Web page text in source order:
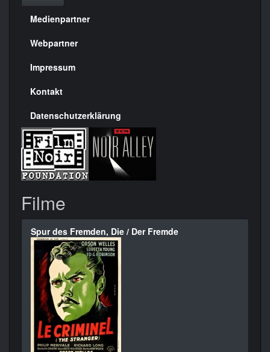
Menülinks
rechte
Seite
Medienpartner
Webpartner
Impressum
Kontakt
Datenschutzerklärung
Filme
Spur des Fremden, Die / Der Fremde